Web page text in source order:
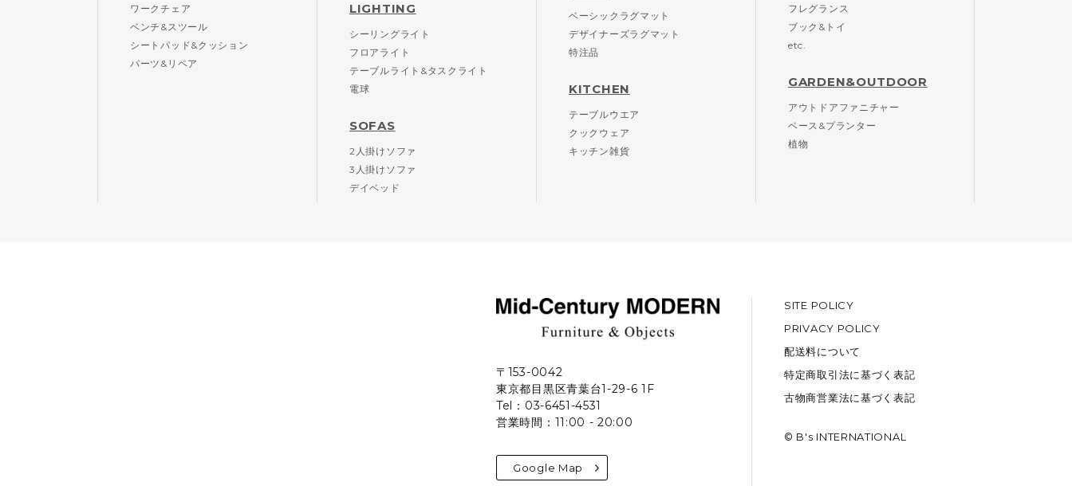
ワークチェア
ベンチ&スツール
シートパッド&クッション
パーツ&リペア
LIGHTING
シーリングライト
フロアライト
テーブルライト&タスクライト
電球
SOFAS
2人掛けソファ
3人掛けソファ
デイベッド
ベーシックラグマット
デザイナーズラグマット
特注品
KITCHEN
テーブルウエア
クックウェア
キッチン雑貨
フレグランス
ブック&トイ
etc.
GARDEN&OUTDOOR
アウトドアファニチャー
ベース&プランター
植物
〒153-0042
東京都目黒区青葉台1-29-6 1F
Tel：03-6451-4531
営業時間：11:00 - 20:00
Google Map
SITE POLICY
PRIVACY POLICY
配送料について
特定商取引法に基づく表記
古物商営業法に基づく表記
© B's INTERNATIONAL